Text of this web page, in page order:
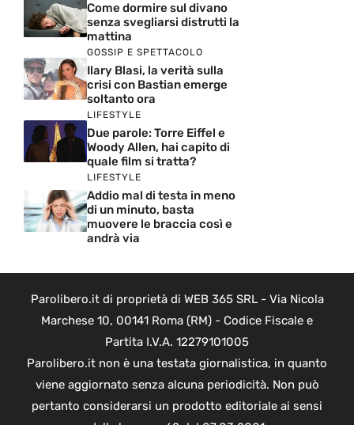
Come dormire sul divano
senza svegliarsi distrutti la
mattina
GOSSIP E SPETTACOLO
Ilary Blasi, la verità sulla
crisi con Bastian emerge
soltanto ora
LIFESTYLE
Due parole: Torre Eiffel e
Woody Allen, hai capito di
quale film si tratta?
LIFESTYLE
Addio mal di testa in meno
di un minuto, basta
muovere le braccia così e
andrà via
Parolibero.it di proprietà di WEB 365 SRL - Via Nicola
Marchese 10, 00141 Roma (RM) - Codice Fiscale e
Partita I.V.A. 12279101005
Parolibero.it non è una testata giornalistica, in quanto
viene aggiornato senza alcuna periodicità. Non può
pertanto considerarsi un prodotto editoriale ai sensi